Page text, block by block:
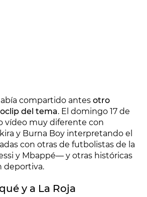
compartido antes otro
del tema. El domingo 17 de
vídeo muy diferente con
y Burna Boy interpretando el
con otras de futbolistas de la
y Mbappé— y otras históricas
deportiva.
y a La Roja